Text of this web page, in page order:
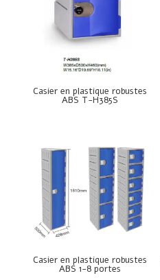
Casier en plastique robustes
ABS T-H385S
Casier en plastique robustes
ABS 1-8 portes